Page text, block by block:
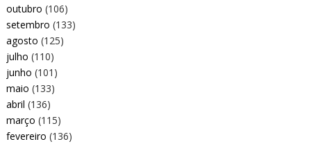
outubro (106)
setembro (133)
agosto (125)
julho (110)
junho (101)
maio (133)
abril (136)
março (115)
fevereiro (136)